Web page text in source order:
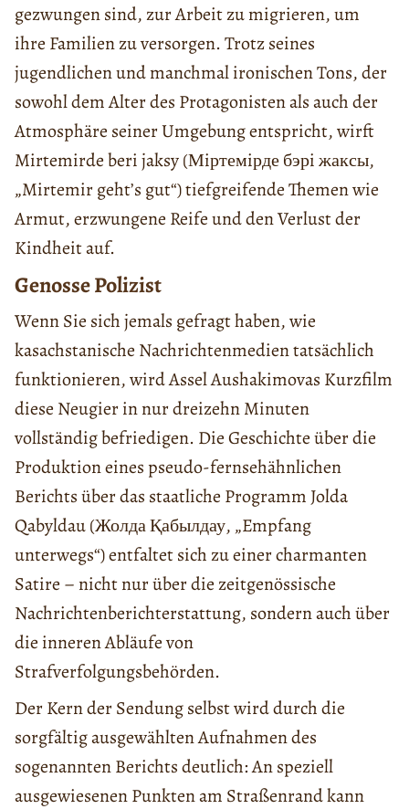
gezwungen sind, zur Arbeit zu migrieren, um
ihre Familien zu versorgen. Trotz seines
jugendlichen und manchmal ironischen Tons, der
sowohl dem Alter des Protagonisten als auch der
Atmosphäre seiner Umgebung entspricht, wirft
Mirtemirde beri jaksy (Мiртемiрде бэрi жаксы,
„Mirtemir geht’s gut“) tiefgreifende Themen wie
Armut, erzwungene Reife und den Verlust der
Kindheit auf.
Genosse Polizist
Wenn Sie sich jemals gefragt haben, wie
kasachstanische Nachrichtenmedien tatsächlich
funktionieren, wird Assel Aushakimovas Kurzfilm
diese Neugier in nur dreizehn Minuten
vollständig befriedigen. Die Geschichte über die
Produktion eines pseudo-fernsehähnlichen
Berichts über das staatliche Programm Jolda
Qabyldau (Жолда Қабылдау, „Empfang
unterwegs“) entfaltet sich zu einer charmanten
Satire – nicht nur über die zeitgenössische
Nachrichtenberichterstattung, sondern auch über
die inneren Abläufe von
Strafverfolgungsbehörden.
Der Kern der Sendung selbst wird durch die
sorgfältig ausgewählten Aufnahmen des
sogenannten Berichts deutlich: An speziell
ausgewiesenen Punkten am Straßenrand kann